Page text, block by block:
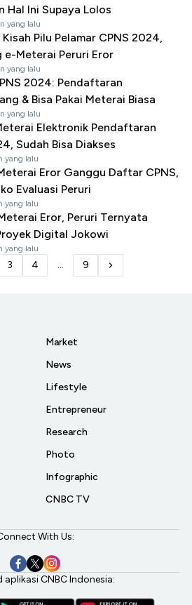
Hal Ini Supaya Lolos
yang lalu
Kisah Pilu Pelamar CPNS 2024,
e-Meterai Peruri Eror
yang lalu
2024: Pendaftaran
& Bisa Pakai Meterai Biasa
yang lalu
Elektronik Pendaftaran
Sudah Bisa Diakses
yang lalu
Eror Ganggu Daftar CPNS,
Evaluasi Peruri
yang lalu
Eror, Peruri Ternyata
Digital Jokowi
yang lalu
3 4 ... 9
Market
News
Lifestyle
Entrepreneur
Research
Photo
Infographic
CNBC TV
With Us:
CNBC Indonesia: